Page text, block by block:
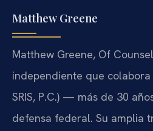
Matthew Greene
Matthew Greene, Of
independiente que
SRIS, P.C.) — más de 30
defensa federal. Su amplia